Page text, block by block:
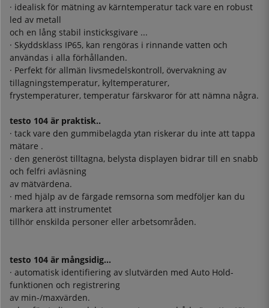
· idealisk för mätning av kärntemperatur tack vare en robust
led av metall
och en lång stabil insticksgivare ...
· Skyddsklass IP65, kan rengöras i rinnande vatten och
användas i alla förhållanden.
· Perfekt för allmän livsmedelskontroll, övervakning av
tillagningstemperatur, kyltemperaturer,
frystemperaturer, temperatur färskvaror för att nämna några.
testo 104 är praktisk..
· tack vare den gummibelagda ytan riskerar du inte att tappa
mätare .
· den generöst tilltagna, belysta displayen bidrar till en snabb
och felfri avläsning
av mätvärdena.
· med hjälp av de färgade remsorna som medföljer kan du
markera att instrumentet
tillhör enskilda personer eller arbetsområden.
testo 104 är mångsidig...
· automatisk identifiering av slutvärden med Auto Hold-
funktionen och registrering
av min-/maxvärden.